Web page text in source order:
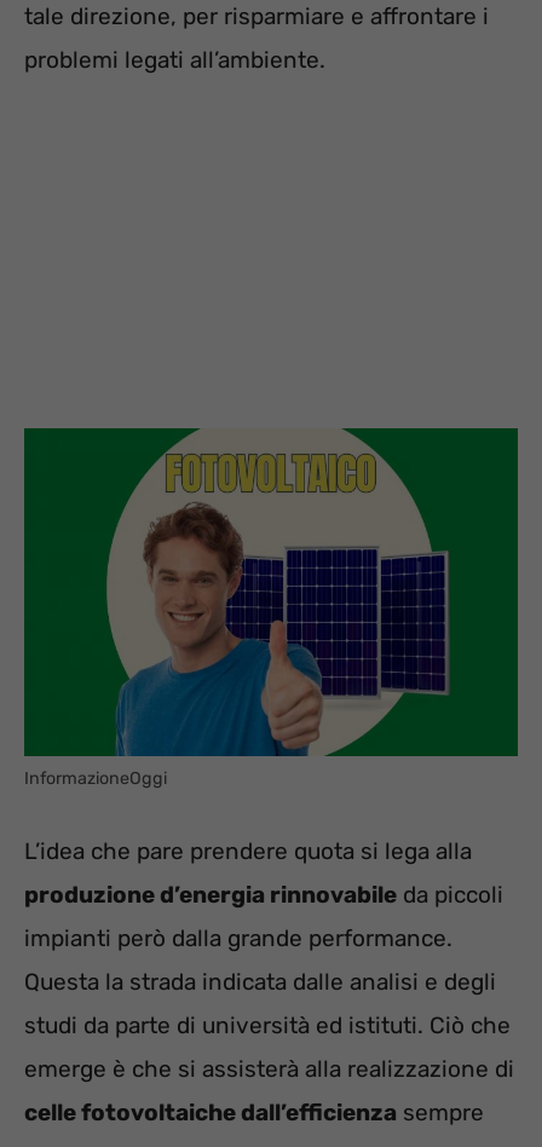
tale direzione, per risparmiare e affrontare i
problemi legati all’ambiente.
InformazioneOggi
L’idea che pare prendere quota si lega alla
produzione d’energia rinnovabile da piccoli
impianti però dalla grande performance.
Questa la strada indicata dalle analisi e degli
studi da parte di università ed istituti. Ciò che
emerge è che si assisterà alla realizzazione di
celle fotovoltaiche dall’efficienza sempre